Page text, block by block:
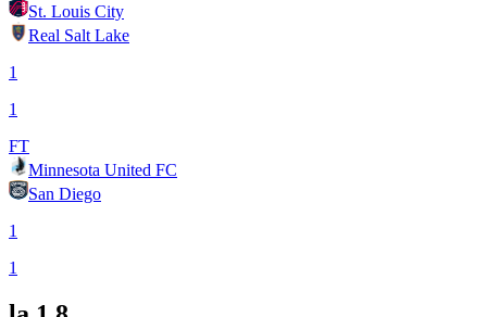
St. Louis City
Real Salt Lake
1
1
FT
Minnesota United FC
San Diego
1
1